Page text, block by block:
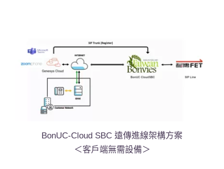
BonUC-Cloud SBC 遠傳進線架構方案
＜客戶端無需設備＞